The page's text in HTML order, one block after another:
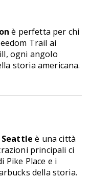
è perfetta per chi
Trail ai
ogni angolo
storia americana.
Seattle è una città
principali ci
Pike Place e i
della storia.